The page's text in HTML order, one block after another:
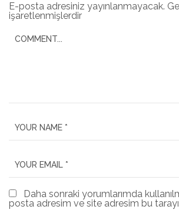
E-posta adresiniz yayınlanmayacak.
işaretlenmişlerdir
Daha sonraki yorumlarımda
posta adresim ve site adresim bu